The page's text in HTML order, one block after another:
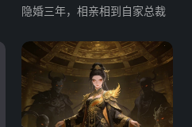
隐婚三年，相亲相到自家总裁